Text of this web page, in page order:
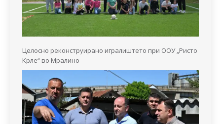
Целосно реконструирано игралиштето при ООУ „Ристо
Крле“ во Мралино